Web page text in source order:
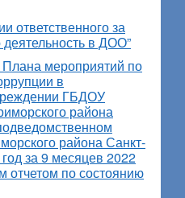
ответственного за
в ДОО”
мероприятий по
в
ГБДОУ
района
района Санкт-
за 9 месяцев 2022
отчетом по состоянию